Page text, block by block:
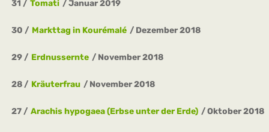
31 Tomati Januar 2019
30 Markttag in Kourémalé Dezember 2018
29 Erdnussernte November 2018
28 Kräuterfrau November 2018
27 Arachis hypogaea (Erbse unter der Erde) Oktober 2018